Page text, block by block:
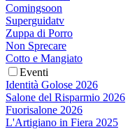
Comingsoon
Superguidatv
Zuppa di Porro
Non Sprecare
Cotto e Mangiato
Eventi
Identità Golose 2026
Salone del Risparmio 2026
Fuorisalone 2026
L'Artigiano in Fiera 2025